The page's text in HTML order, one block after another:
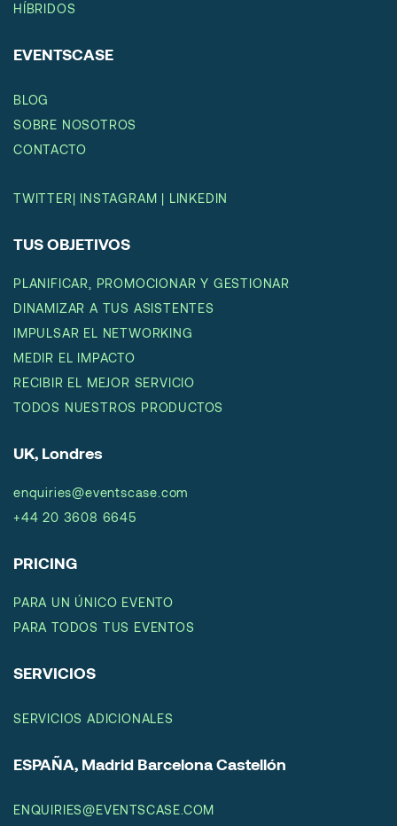
HÍBRIDOS
EVENTSCASE
BLOG
SOBRE NOSOTROS
CONTACTO
TWITTER| INSTAGRAM | LINKEDIN
TUS OBJETIVOS
PLANIFICAR, PROMOCIONAR Y GESTIONAR
DINAMIZAR A TUS ASISTENTES
IMPULSAR EL NETWORKING
MEDIR EL IMPACTO
RECIBIR EL MEJOR SERVICIO
TODOS NUESTROS PRODUCTOS
UK, Londres
enquiries@eventscase.com
+44 20 3608 6645
PRICING
PARA UN ÚNICO EVENTO
PARA TODOS TUS EVENTOS
SERVICIOS
SERVICIOS ADICIONALES
ESPAÑA, Madrid Barcelona Castellón
ENQUIRIES@EVENTSCASE.COM